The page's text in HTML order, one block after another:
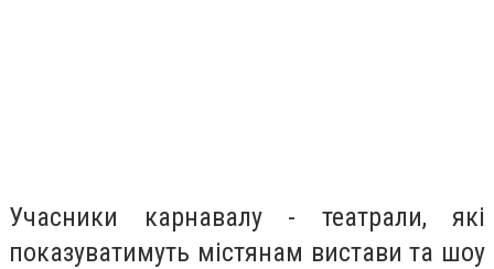
Учасники карнавалу - театрали, які
показуватимуть містянам вистави та шоу